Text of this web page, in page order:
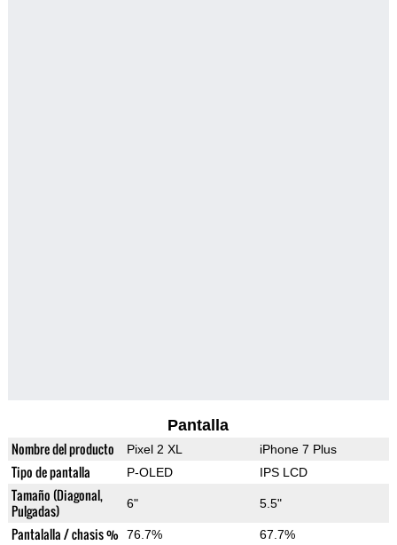
Pantalla
Nombre del producto Pixel 2 XL iPhone 7 Plus
Tipo de pantalla P-OLED IPS LCD
Tamaño (Diagonal,
Pulgadas)
6" 5.5"
Pantalalla / chasis % 76.7% 67.7%